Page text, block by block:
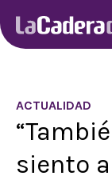
ACTUALIDAD
siento